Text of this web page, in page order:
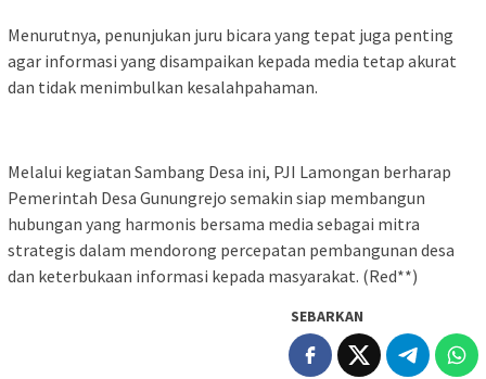
Menurutnya, penunjukan juru bicara yang tepat juga penting
agar informasi yang disampaikan kepada media tetap akurat
dan tidak menimbulkan kesalahpahaman.
Melalui kegiatan Sambang Desa ini, PJI Lamongan berharap
Pemerintah Desa Gunungrejo semakin siap membangun
hubungan yang harmonis bersama media sebagai mitra
strategis dalam mendorong percepatan pembangunan desa
dan keterbukaan informasi kepada masyarakat. (Red**)
SEBARKAN